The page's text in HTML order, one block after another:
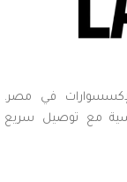
في مصر.
مع توصيل سريع